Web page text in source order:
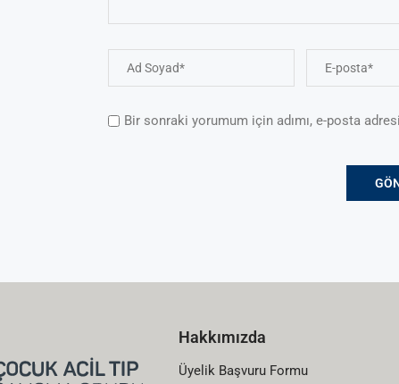
Bir sonraki yorumum için adımı, e-posta
Hakkımızda
Üyelik Başvuru Formu